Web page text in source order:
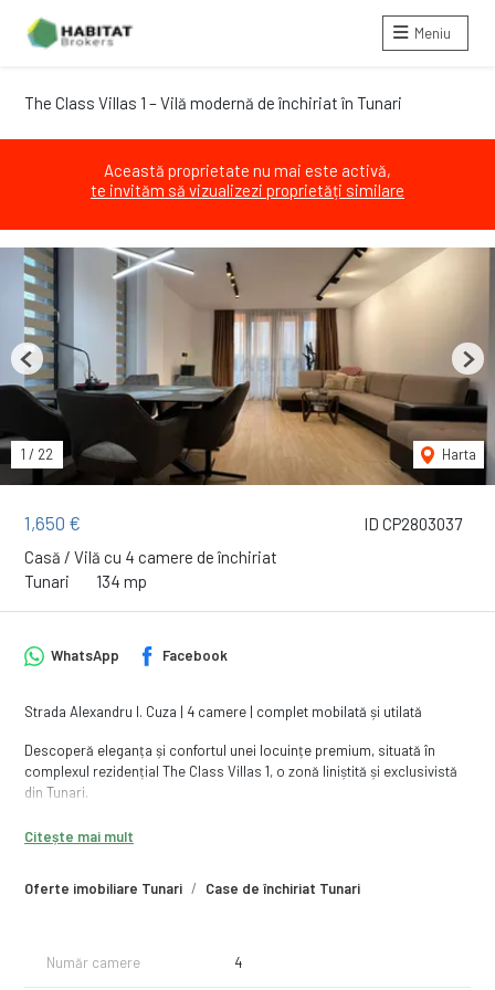
Meniu
The Class Villas 1 – Vilă modernă de închiriat în Tunari
Această proprietate nu mai este activă,
te invităm să vizualizezi proprietăți similare
ID CP2803037
1,650 €
Casă / Vilă cu 4 camere de închiriat
Tunari
134 mp
1 / 22 Harta
Previous Next
Oferte imobiliare Tunari Case de închiriat Tunari
WhatsApp Facebook
Strada Alexandru I. Cuza | 4 camere | complet mobilată și utilată
Descoperă eleganța și confortul unei locuințe premium, situată în
complexul rezidențial The Class Villas 1, o zonă liniștită și exclusivistă
din Tunari.
Detalii proprietate:
Suprafață totală: 134 mp (inclusiv terasă de 14 mp)
Parter + Etaj (P+1)
Citește mai mult
Număr camere 4